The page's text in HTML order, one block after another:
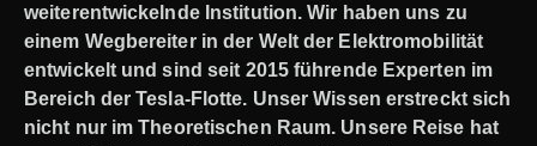
weiterentwickelnde Institution. Wir haben uns zu
einem Wegbereiter in der Welt der Elektromobilität
entwickelt und sind seit 2015 führende Experten im
Bereich der Tesla-Flotte. Unser Wissen erstreckt sich
nicht nur im Theoretischen Raum. Unsere Reise hat